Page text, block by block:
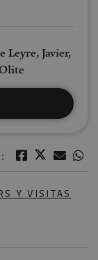
Facebook
Twitter
Y VISITAS
Leyre, Javier,